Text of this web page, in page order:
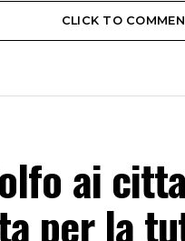
CLICK TO
ai
per la